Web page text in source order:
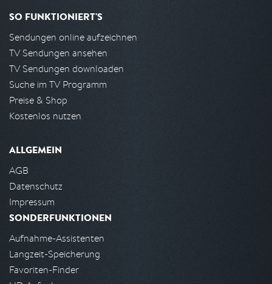
SO FUNKTIONIERT'S
Sendungen online aufzeichnen
TV Sendungen ansehen
TV Sendungen downloaden
Suche im TV Programm
Preise & Shop
Kostenlos nutzen
ALLGEMEIN
AGB
Datenschutz
Impressum
SONDERFUNKTIONEN
Aufnahme-Assistenten
Langzeit-Speicherung
Favoriten-Finder